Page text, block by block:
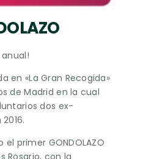
en «La Gran Recogida»
de Madrid en la cual
dos ex-
el primer GONDOLAZO
Rosario, con la